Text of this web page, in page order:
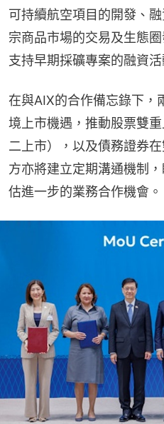
可持續航空項目的開發、
宗商品市場的交易及生態
支持早期採礦專案的融資活
在與AIX的合作備忘錄下，
境上市機遇，推動股票雙
二上市），以及債務證券
方亦將建立定期溝通機制
估進一步的業務合作機會。